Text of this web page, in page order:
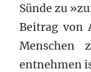
Sünde zu
Beitrag von
Menschen
entnehmen